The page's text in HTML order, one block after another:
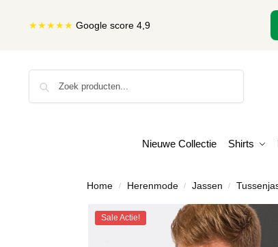
★★★★★ Google score 4,9
Nieuwe Collectie Shirts
Home / Herenmode / Jassen /
Sale Actie!